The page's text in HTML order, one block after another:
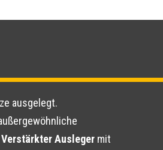
ausgelegt.
Verstärkter Ausleger mit